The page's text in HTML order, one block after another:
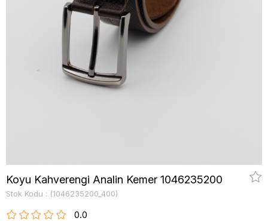
Koyu Kahverengi Analin Kemer 1046235200
Stok Kodu (1046235200_400)
0.0